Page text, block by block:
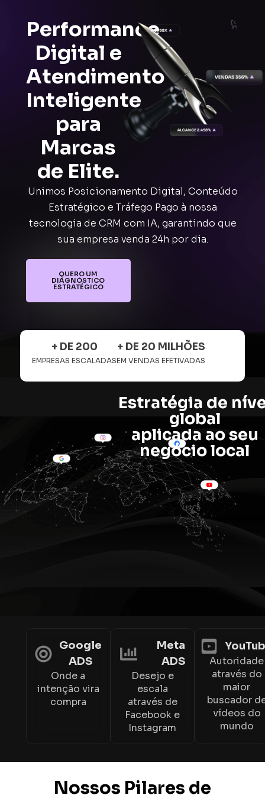
Performance
Digital e
Atendimento
Inteligente
para
Marcas
de Elite.
Unimos Posicionamento Digital, Conteúdo
Estratégico e Tráfego Pago à nossa
tecnologia de CRM com IA, garantindo que
sua empresa venda 24h por dia.
QUERO UM
DIAGNÓSTICO
ESTRATÉGICO
EMPRESAS ESCALADAS
+ DE 200
EM VENDAS EFETIVADAS
+ DE 20 MILHÕES
Estratégia de
global
aplicada ao seu
negócio local
Google
ADS
Onde a
intenção vira
compra
Meta
ADS
Desejo e
escala
através de
Facebook e
Instagram
Autoridade
através do
maior
buscador
vídeos do
mundo
Nossos Pilares de